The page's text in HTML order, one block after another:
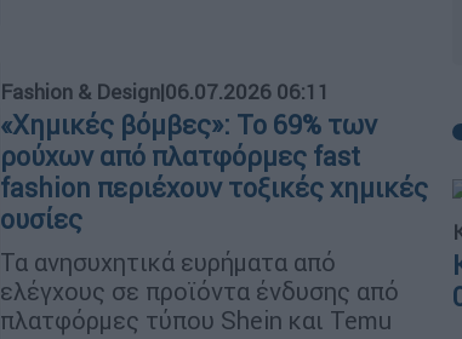
Fashion & Design|06.07.2026 06:11
«Χημικές βόμβες»: Το 69% των
ρούχων από πλατφόρμες fast
fashion περιέχουν τοξικές χημικές
ουσίες
Τα ανησυχητικά ευρήματα από
ελέγχους σε προϊόντα ένδυσης από
πλατφόρμες τύπου Shein και Temu